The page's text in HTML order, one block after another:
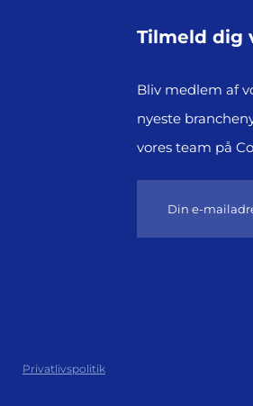
Tilmeld dig
Bliv medlem af
nyeste
vores team på
Privatlivspolitik